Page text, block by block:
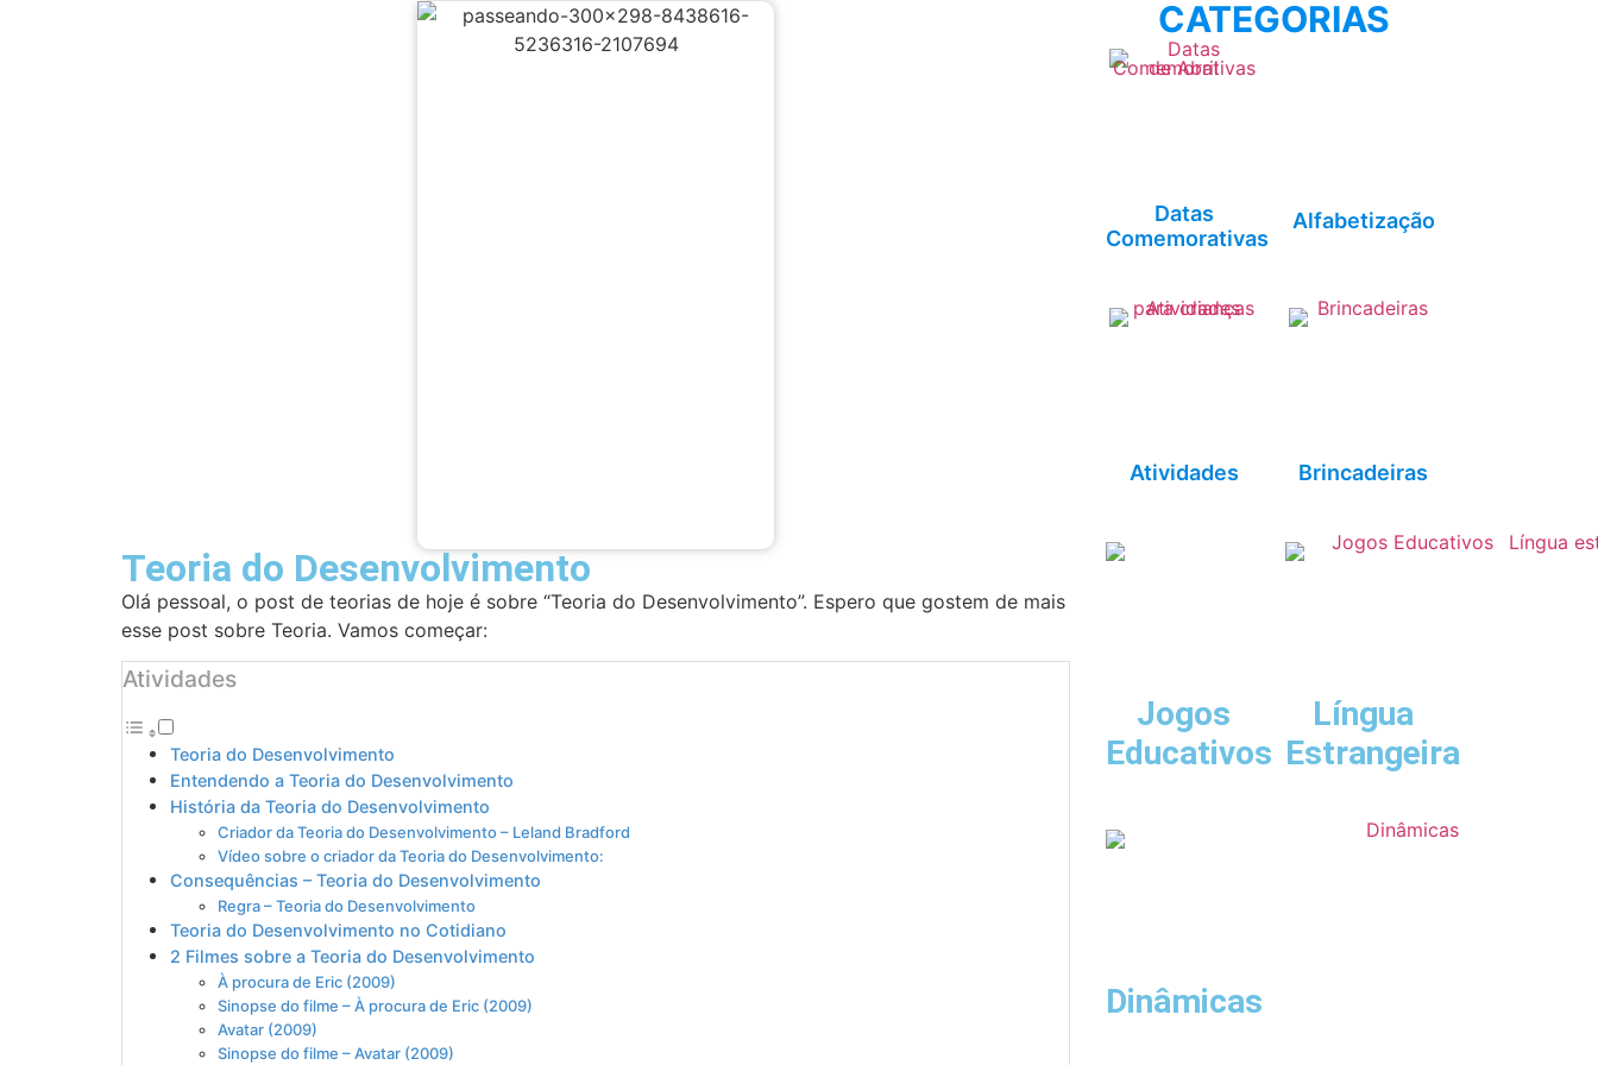
Teoria do Desenvolvimento
Olá pessoal, o post de teorias de hoje é sobre “Teoria do Desenvolvimento”. Espero que gostem de mais
esse post sobre Teoria. Vamos começar:
Atividades
Teoria do Desenvolvimento
Entendendo a Teoria do Desenvolvimento
História da Teoria do Desenvolvimento
Criador da Teoria do Desenvolvimento – Leland Bradford
Vídeo sobre o criador da Teoria do Desenvolvimento:
Consequências – Teoria do Desenvolvimento
Regra – Teoria do Desenvolvimento
Teoria do Desenvolvimento no Cotidiano
2 Filmes sobre a Teoria do Desenvolvimento
À procura de Eric (2009)
Sinopse do filme – À procura de Eric (2009)
Avatar (2009)
Sinopse do filme – Avatar (2009)
CATEGORIAS
Datas
Comemorativas
Alfabetização
Atividades Brincadeiras
Jogos
Educativos
Língua
Estrangeira
Dinâmicas